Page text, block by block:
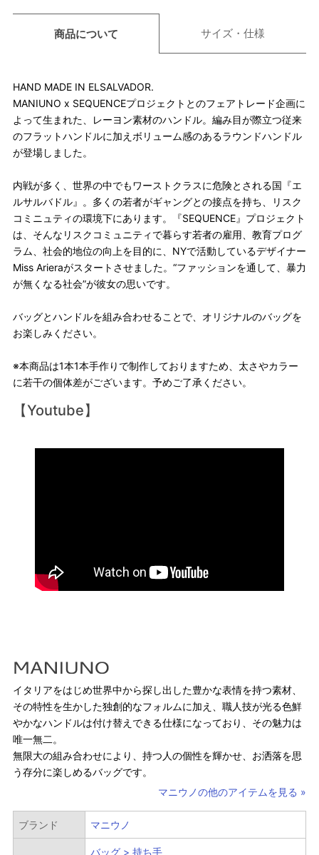
絞り込み検索
メイン
商品について サイズ・仕様
HAND MADE IN ELSALVADOR.
MANIUNO x SEQUENCEプロジェクトとのフェアトレード企画に
よって生まれた、レーヨン素材のハンドル。編み目が際立つ従来
のフラットハンドルに加えボリューム感のあるラウンドハンドル
が登場しました。
内戦が多く、世界の中でもワーストクラスに危険とされる国『エ
ルサルバドル』。多くの若者がギャングとの接点を持ち、リスク
コミニュティの環境下にあります。『SEQUENCE』プロジェクト
は、そんなリスクコミュニティで暮らす若者の雇用、教育プログ
ラム、社会的地位の向上を目的に、NYで活動しているデザイナー
Miss Arieraがスタートさせました。“ファッションを通して、暴力
が無くなる社会”が彼女の思いです。
バッグとハンドルを組み合わせることで、オリジナルのバッグを
お楽しみください。
※本商品は1本1本手作りで制作しておりますため、太さやカラー
に若干の個体差がございます。予めご了承ください。
【Youtube】
イタリアをはじめ世界中から探し出した豊かな表情を持つ素材、
その特性を生かした独創的なフォルムに加え、職人技が光る色鮮
やかなハンドルは付け替えできる仕様になっており、その魅力は
唯一無二。
無限大の組み合わせにより、持つ人の個性を輝かせ、お洒落を思
う存分に楽しめるバッグです。
マニウノの他のアイテムを見る »
ブランド マニウノ
バッグ > 持ち手